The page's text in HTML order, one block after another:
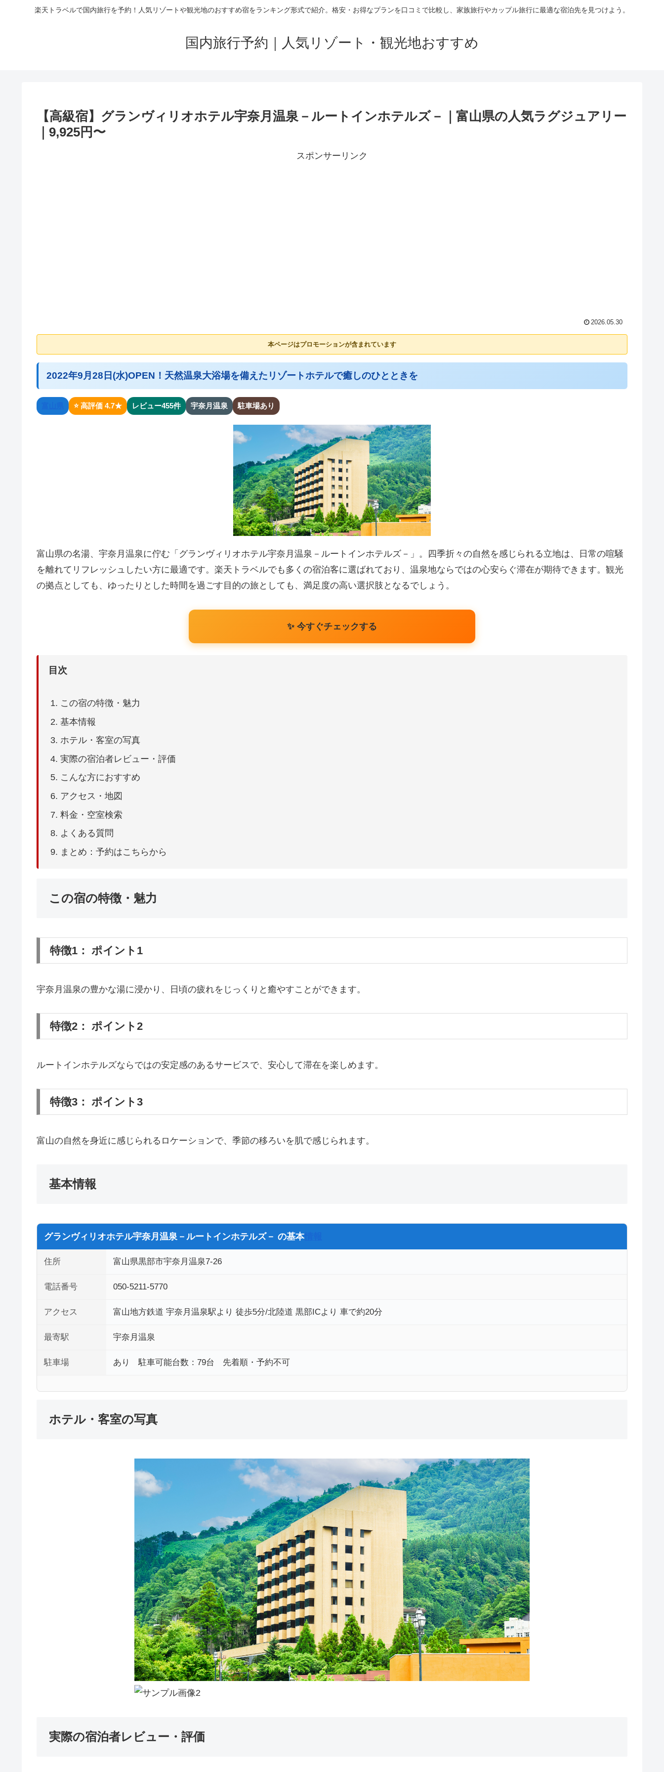
楽天トラベルで国内旅行を予約！人気リゾートや観光地のおすすめ宿をランキング形式で紹介。格安・お得なプランを口コミで比較し、家族旅行やカップル旅行に最適な宿泊先を見つけよう。
国内旅行予約｜人気リゾート・観光地おすすめ
【高級宿】グランヴィリオホテル宇奈月温泉－ルートインホテルズ－｜富山県の人気ラグジュアリー
｜9,925円〜
スポンサーリンク
2026.05.30
本ページはプロモーションが含まれています
2022年9月28日(水)OPEN！天然温泉大浴場を備えたリゾートホテルで癒しのひとときを
⭐ 高評価 4.7★ レビュー455件 宇奈月温泉 駐車場あり
富山県の名湯、宇奈月温泉に佇む「グランヴィリオホテル宇奈月温泉－ルートインホテルズ－」。四季折々の自然を感じられる立地は、日常の喧騒
を離れてリフレッシュしたい方に最適です。楽天トラベルでも多くの宿泊客に選ばれており、温泉地ならではの心安らぐ滞在が期待できます。観光
の拠点としても、ゆったりとした時間を過ごす目的の旅としても、満足度の高い選択肢となるでしょう。
✨ 今すぐチェックする
目次
この宿の特徴・魅力
基本情報
ホテル・客室の写真
実際の宿泊者レビュー・評価
こんな方におすすめ
アクセス・地図
料金・空室検索
よくある質問
まとめ：予約はこちらから
この宿の特徴・魅力
特徴1： ポイント1
宇奈月温泉の豊かな湯に浸かり、日頃の疲れをじっくりと癒やすことができます。
特徴2： ポイント2
ルートインホテルズならではの安定感のあるサービスで、安心して滞在を楽しめます。
特徴3： ポイント3
富山の自然を身近に感じられるロケーションで、季節の移ろいを肌で感じられます。
基本情報
グランヴィリオホテル宇奈月温泉－ルートインホテルズ－ の基本情報
住所 富山県黒部市宇奈月温泉7-26
電話番号 050-5211-5770
アクセス 富山地方鉄道 宇奈月温泉駅より 徒歩5分/北陸道 黒部ICより 車で約20分
最寄駅 宇奈月温泉
駐車場 あり 駐車可能台数：79台 先着順・予約不可
ホテル・客室の写真
実際の宿泊者レビュー・評価